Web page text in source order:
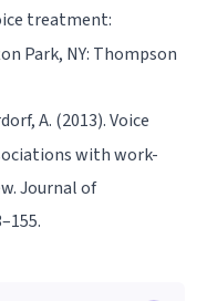
treatment:
Park, NY: Thompson
A. (2013). Voice
with work-
Journal of